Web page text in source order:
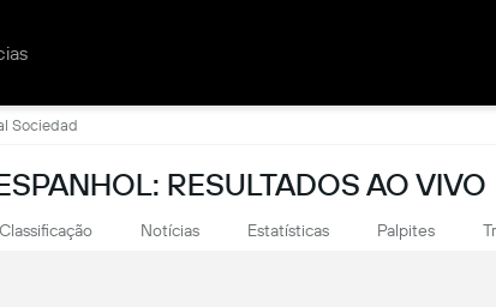
Sociedad
RESULTADOS AO VIVO
Classificação Notícias Estatísticas Palpites